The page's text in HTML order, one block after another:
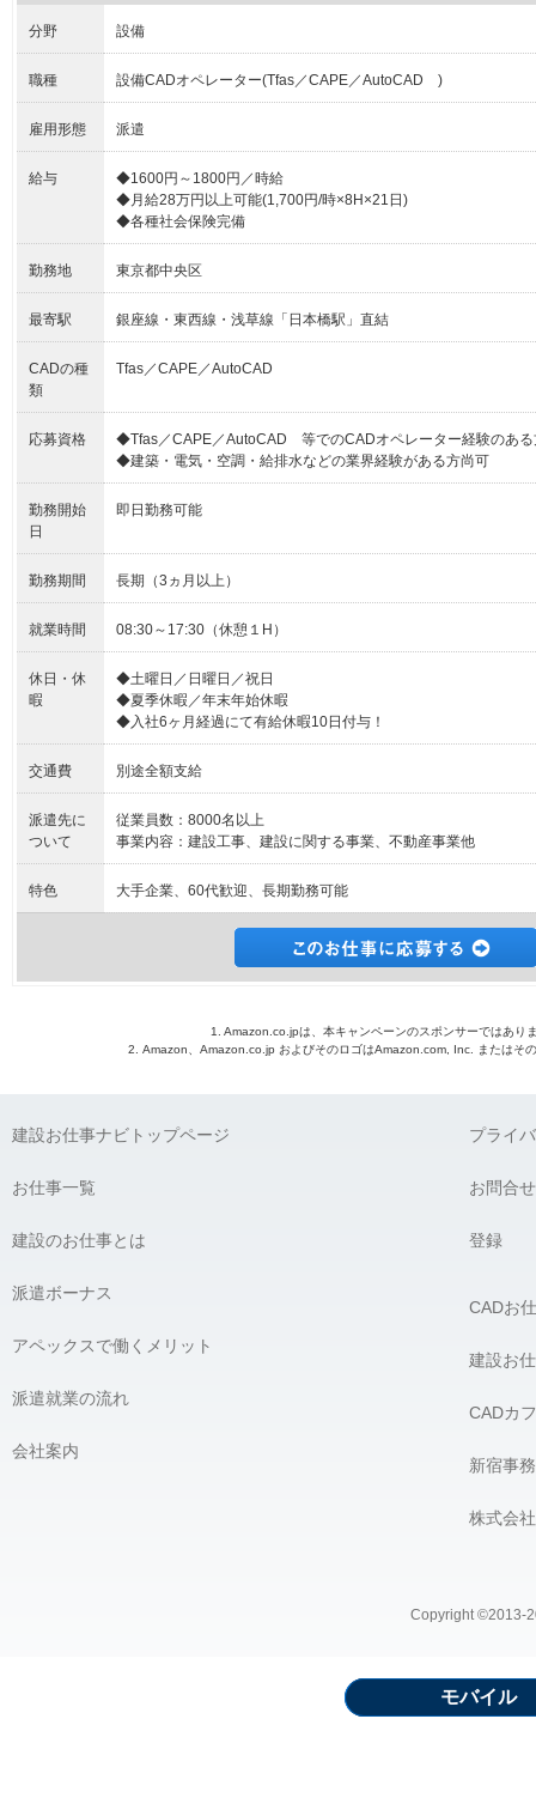
分野 設備
職種 設備CADオペレーター(Tfas／CAPE／AutoCAD )
雇用形態 派遣
給与
◆1600円～1800円／時給
◆月給28万円以上可能(1,700円/時×8H×21日)
◆各種社会保険完備
勤務地 東京都中央区
最寄駅 銀座線・東西線・浅草線「日本橋駅」直結
CADの種
類
Tfas／CAPE／AutoCAD
応募資格
◆Tfas／CAPE／AutoCAD 等でのCADオペレーター経験のある
◆建築・電気・空調・給排水などの業界経験がある方尚可
勤務開始
日
即日勤務可能
勤務期間 長期（3ヵ月以上）
就業時間 08:30～17:30（休憩１H）
休日・休
暇
◆土曜日／日曜日／祝日
◆夏季休暇／年末年始休暇
◆入社6ヶ月経過にて有給休暇10日付与！
交通費 別途全額支給
派遣先に
ついて
従業員数：8000名以上
事業内容：建設工事、建設に関する事業、不動産事業他
特色 大手企業、60代歓迎、長期勤務可能
1. Amazon.co.jpは、本キャンペーンのスポンサーではあり
2. Amazon、Amazon.co.jp およびそのロゴはAmazon.com, Inc. またはそ
建設お仕事ナビトップページ
お仕事一覧
建設のお仕事とは
派遣ボーナス
アペックスで働くメリット
派遣就業の流れ
会社案内
プライ
お問合せ
登録
CADお
建設お
CADカ
新宿事
株式会
Copyright ©2013-
モバイル